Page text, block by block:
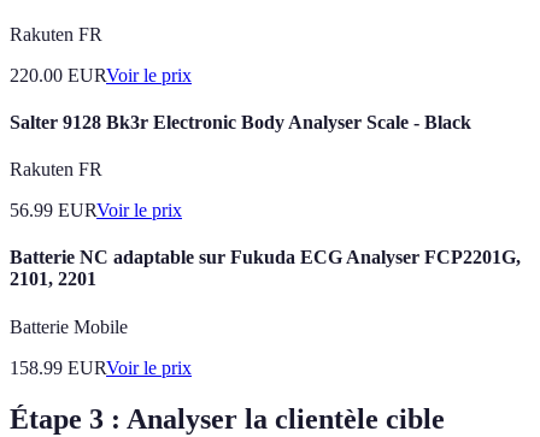
Rakuten FR
220.00 EURVoir le prix
Salter 9128 Bk3r Electronic Body Analyser Scale - Black
Rakuten FR
56.99 EURVoir le prix
Batterie NC adaptable sur Fukuda ECG Analyser FCP2201G,
2101, 2201
Batterie Mobile
158.99 EURVoir le prix
Étape 3 : Analyser la clientèle cible